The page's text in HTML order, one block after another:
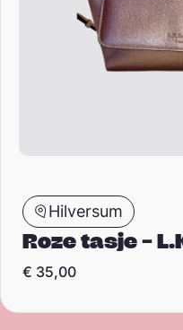
Hilversum
Roze tasje –
€ 35,00